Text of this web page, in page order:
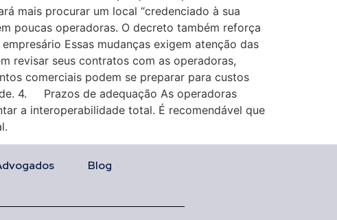
mais procurar um local “credenciado à sua
poucas operadoras. O decreto também reforça
Essas mudanças exigem atenção das
revisar seus contratos com as operadoras,
comerciais podem se preparar para custos
4. Prazos de adequação As operadoras
a interoperabilidade total. É recomendável que
Blog